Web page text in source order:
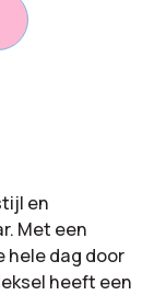
en
Met een
hele dag door
heeft een